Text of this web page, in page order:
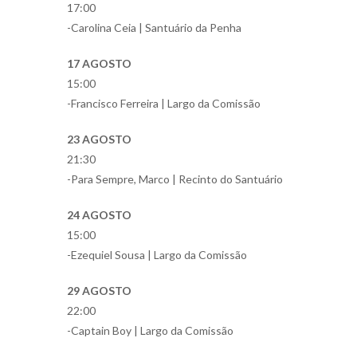
17:00
-Carolina Ceia | Santuário da Penha
17 AGOSTO
15:00
-Francisco Ferreira | Largo da Comissão
23 AGOSTO
21:30
-Para Sempre, Marco | Recinto do Santuário
24 AGOSTO
15:00
-Ezequiel Sousa | Largo da Comissão
29 AGOSTO
22:00
-Captain Boy | Largo da Comissão